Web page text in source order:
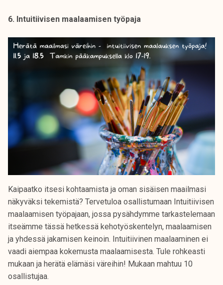
6. Intuitiivisen maalaamisen työpaja
Kaipaatko itsesi kohtaamista ja oman sisäisen maailmasi
näkyväksi tekemistä? Tervetuloa osallistumaan Intuitiivisen
maalaamisen työpajaan, jossa pysähdymme tarkastelemaan
itseämme tässä hetkessä kehotyöskentelyn, maalaamisen
ja yhdessä jakamisen keinoin. Intuitiivinen maalaaminen ei
vaadi aiempaa kokemusta maalaamisesta. Tule rohkeasti
mukaan ja herätä elämäsi väreihin! Mukaan mahtuu 10
osallistujaa.